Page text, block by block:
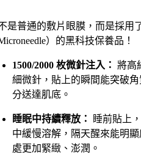
是普通的敷片眼膜，而是採用
Microneedle）的黑科技保養品！
1500/2000 枚微針注入： 將高
細微針，貼上的瞬間能突破
分送達肌底。
睡眠中持續釋放：
睡前貼上
中緩慢溶解，隔天醒來能明
處更加緊緻、澎潤。